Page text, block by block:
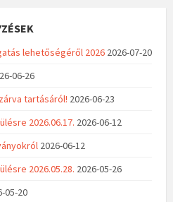
lehetőségéről 2026 2026-07-20
06-26
tartásáról! 2026-06-23
2026.06.17. 2026-06-12
2026-06-12
2026.05.28. 2026-05-26
05-20